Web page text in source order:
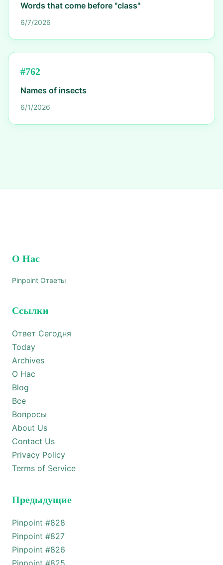
Words that come before "class"
6/7/2026
#762
Names of insects
6/1/2026
О Нас
Pinpoint Ответы
Ссылки
Ответ Сегодня
Today
Archives
О Нас
Blog
Все
Вопросы
About Us
Contact Us
Privacy Policy
Terms of Service
Предыдущие
Pinpoint #828
Pinpoint #827
Pinpoint #826
Pinpoint #825